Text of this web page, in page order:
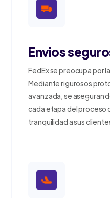
Envios
FedEx se preocupa por
Mediante rigurosos
avanzada, se aseguran
cada etapa del proceso
tranquilidad a sus